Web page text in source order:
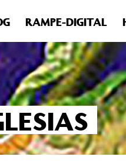
ist seit Version 4.4.0
RAMPE-DIGITAL